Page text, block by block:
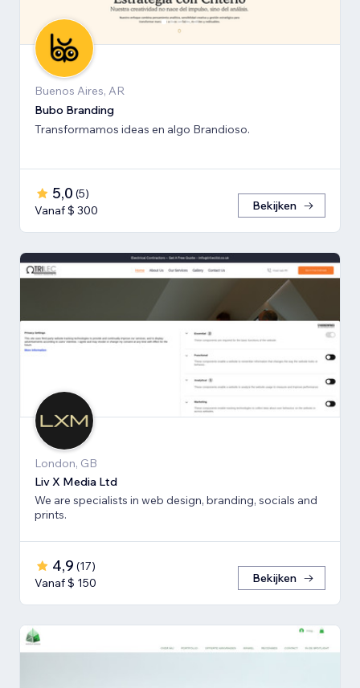
Buenos Aires, AR
Bubo Branding
Transformamos ideas en algo Brandioso.
5,0 (5)
Vanaf $ 300
Bekijken
London, GB
Liv X Media Ltd
We are specialists in web design, branding, socials and
prints.
4,9 (17)
Vanaf $ 150
Bekijken